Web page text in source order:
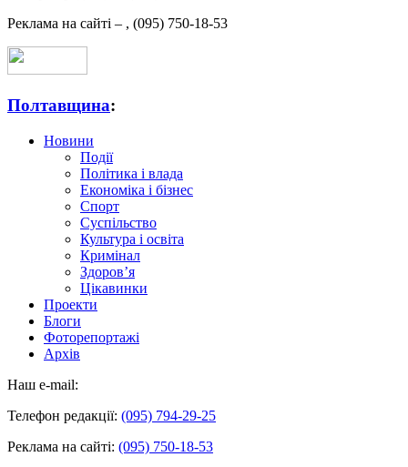
Реклама на сайті – , (095) 750-18-53
Полтавщина:
Новини
Події
Політика і влада
Економіка і бізнес
Спорт
Суспільство
Культура і освіта
Кримінал
Здоров’я
Цікавинки
Проекти
Блоги
Фоторепортажі
Архів
Наш e-mail:
Телефон редакції: (095) 794-29-25
Реклама на сайті: (095) 750-18-53